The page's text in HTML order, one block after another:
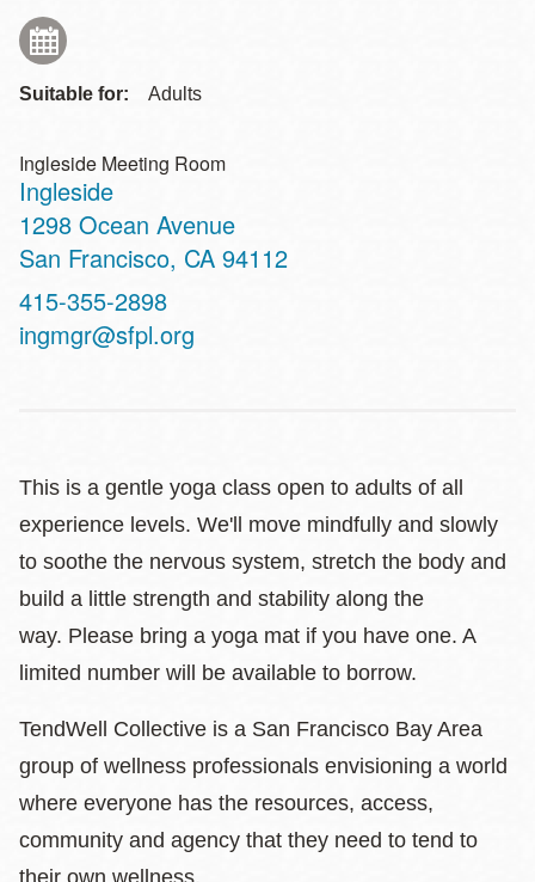
Suitable for: Adults
Ingleside Meeting Room
Ingleside
Address
1298 Ocean Avenue
San Francisco, CA 94112
Contact
Telephone
415-355-2898
ingmgr@sfpl.org
This is a gentle yoga class open to adults of all
experience levels. We'll move mindfully and slowly
to soothe the nervous system, stretch the body and
build a little strength and stability along the
way. Please bring a yoga mat if you have one. A
limited number will be available to borrow.
TendWell Collective is a San Francisco Bay Area
group of wellness professionals envisioning a world
where everyone has the resources, access,
community and agency that they need to tend to
their own wellness.